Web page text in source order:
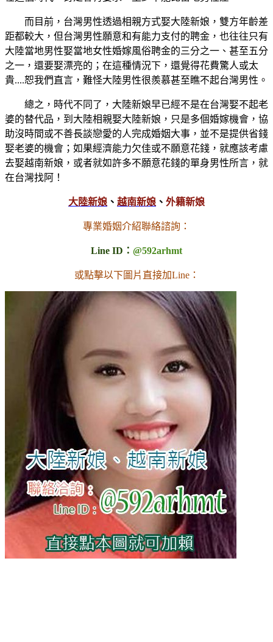
而目前，台灣男性透過相親方式娶大陸新娘，雙方年齡差
距都較大，但台灣男性願意和有能力支付的聘金，也往往只有
大陸當地男性娶當地女性婚嫁風俗聘金的三分之一、甚至五分
之一，還要娶漂亮的；在這種情況下，還覺得花費驚人或太
貴....恕我們直言，難怪大陸男性很羨慕甚至瞧不起台灣男性。
總之，時代不同了，大陸新娘早已經不是在台灣娶不起老
婆的替代品，到大陸相親娶大陸新娘，只是多個婚嫁機會，協
助沒時間或不善長談戀愛的人完成婚姻大事，並不是提供省錢
娶老婆的機會；如果經濟能力欠佳或不願意花錢，就應該考慮
去娶越南新娘，或者就如許多不願意花錢的單身男性所言，就
在台灣找阿！
大陸新娘 、 越南新娘 、 外籍新娘
專業婚姻介紹聯絡諮詢：
Line ID： @592arhmt
或點擊以下圖片直接加Line：